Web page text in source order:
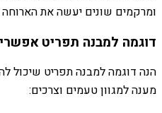
ומרקמים שונים יעשה את הארוחה
דוגמה למבנה תפריט אפשרי
הנה דוגמה למבנה תפריט שיכול
מענה למגוון טעמים וצרכים: